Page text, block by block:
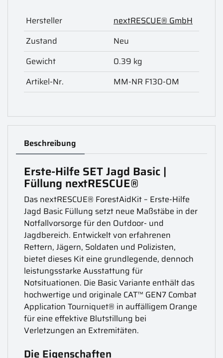
Hersteller
nextRESCUE® GmbH
Zustand
Neu
Gewicht
0.39 kg
Artikel-Nr.
MM-NR F130-OM
Beschreibung
Erste-Hilfe SET Jagd Basic |
Füllung nextRESCUE®
Das nextRESCUE® ForestAidKit – Erste-Hilfe
Jagd Basic Füllung setzt neue Maßstäbe in der
Notfallvorsorge für den Outdoor- und
Jagdbereich. Entwickelt von erfahrenen
Rettern, Jägern, Soldaten und Polizisten,
bietet dieses Kit eine grundlegende, dennoch
leistungsstarke Ausstattung für
Notsituationen. Die Basic Variante enthält das
hochwertige und originale CAT™ GEN7 Combat
Application Tourniquet® in auffälligem Orange
für eine effektive Blutstillung bei
Verletzungen an Extremitäten.
Die Eigenschaften